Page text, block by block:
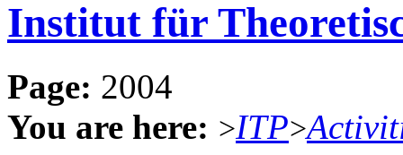
Institut für
Page: 2004
You are here: >ITP>